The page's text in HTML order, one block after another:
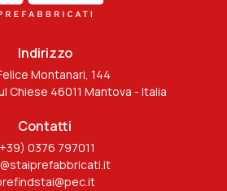
Indirizzo
Montanari, 144
Chiese 46011 Mantova - Italia
Contatti
0376 797011